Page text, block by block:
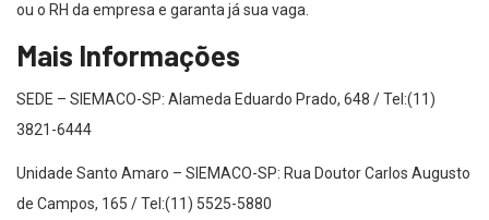
ou o RH da empresa e garanta já sua vaga.
Mais Informações
SEDE – SIEMACO-SP: Alameda Eduardo Prado, 648 / Tel:(11)
3821-6444
Unidade Santo Amaro – SIEMACO-SP: Rua Doutor Carlos Augusto
de Campos, 165 / Tel:(11) 5525-5880